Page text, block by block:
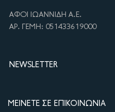
ΑΦΟΙ ΙΩΑΝΝΙΔΗ Α.Ε.
ΑΡ. ΓΕΜΗ: 051433619000
NEWSLETTER
ΜΕΊΝΕΤΕ ΣΕ ΕΠΙΚΟΙΝΩΝΊΑ